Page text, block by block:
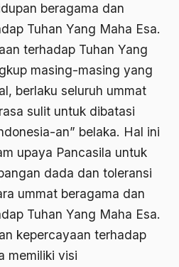
beragama dan
Tuhan Yang Maha Esa.
terhadap Tuhan Yang
masing-masing yang
berlaku seluruh ummat
sulit untuk dibatasi
an” belaka. Hal ini
upaya Pancasila untuk
dada dan toleransi
ummat beragama dan
Tuhan Yang Maha Esa.
kepercayaan terhadap
memiliki visi